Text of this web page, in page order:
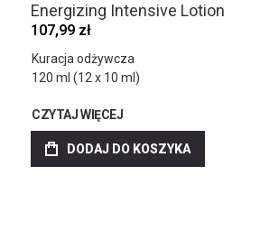
Energizing Intensive Lotion
107,99 zł
Kuracja odżywcza
120 ml (12 x 10 ml)
CZYTAJ WIĘCEJ
DODAJ DO KOSZYKA